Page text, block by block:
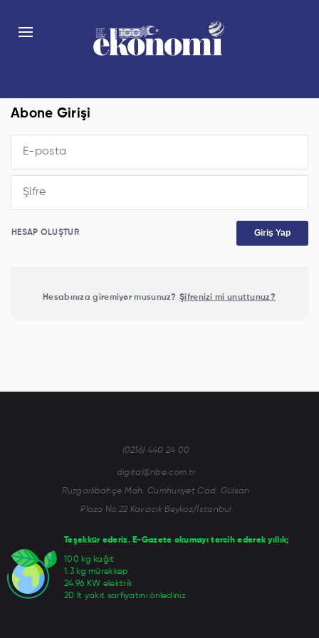
Abone Girişi
HESAP OLUŞTUR Giriş Yap
Hesabınıza giremiyor musunuz? Şifrenizi mi unuttunuz?
Teşekkür ederiz. E-Gazete okumayı tercih ederek yıllık;
100 kg kağıt
1.3 kg mürekkep
24.96 KW elektrik
20 lt yakıt sarfiyatını önlediniz
(0216) 440 24 00
digital@nbe.com.tr
Rüzgarlıbahçe Mah. Cumhuriyet Cad. Gülsan
Plaza No:22 Kavacık Beykoz/İstanbul